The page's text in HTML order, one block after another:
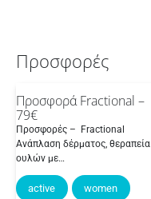
Προσφορές
Προσφορά Fractional –
79€
Προσφορές – Fractional
Ανάπλαση δέρματος, θεραπεία
ουλών με…
active women